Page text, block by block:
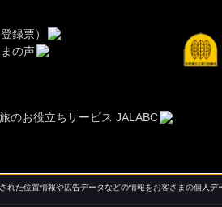
録票）
の声
旅のお役立ちサービス JALABC
た位置情報や広告データなどの情報をお客さまの個人